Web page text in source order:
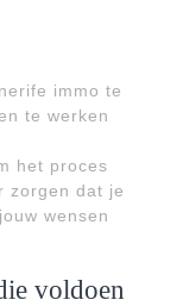
immo te
te werken
het proces
zorgen dat je
wensen
voldoen